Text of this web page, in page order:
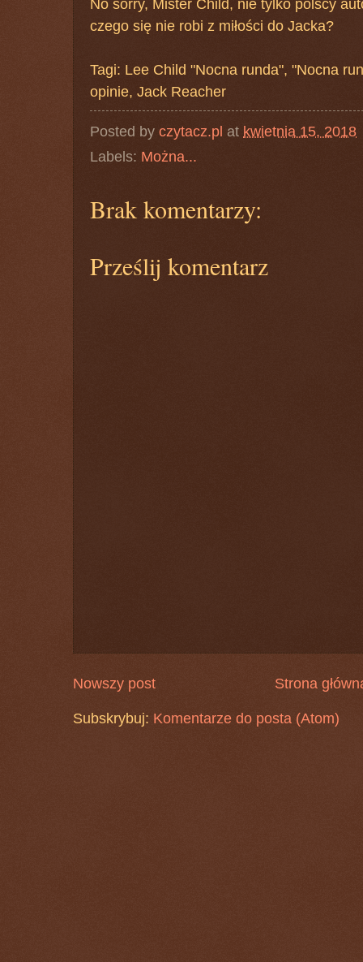
No sorry, Mister Child, nie tylko polscy
czego się nie robi z miłości do Jacka?
Tagi: Lee Child "Nocna runda", "Nocna
opinie, Jack Reacher
Posted by czytacz.pl at kwietnia 15, 2018
Labels: Można...
Brak komentarzy:
Prześlij komentarz
Nowszy post Strona
Subskrybuj: Komentarze do posta (Atom)